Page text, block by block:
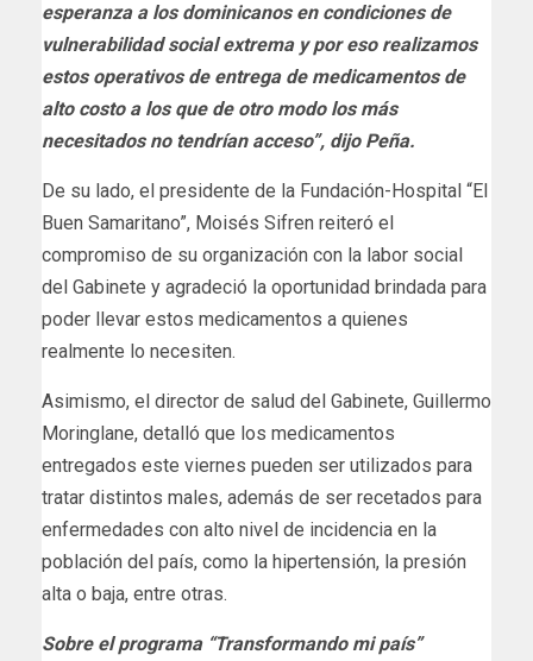
esperanza a los dominicanos en condiciones de
vulnerabilidad social extrema y por eso realizamos
estos operativos de entrega de medicamentos de
alto costo a los que de otro modo los más
necesitados no tendrían acceso”, dijo Peña.
De su lado, el presidente de la Fundación-Hospital “El
Buen Samaritano”, Moisés Sifren reiteró el
compromiso de su organización con la labor social
del Gabinete y agradeció la oportunidad brindada para
poder llevar estos medicamentos a quienes
realmente lo necesiten.
Asimismo, el director de salud del Gabinete, Guillermo
Moringlane, detalló que los medicamentos
entregados este viernes pueden ser utilizados para
tratar distintos males, además de ser recetados para
enfermedades con alto nivel de incidencia en la
población del país, como la hipertensión, la presión
alta o baja, entre otras.
Sobre el programa “Transformando mi país”